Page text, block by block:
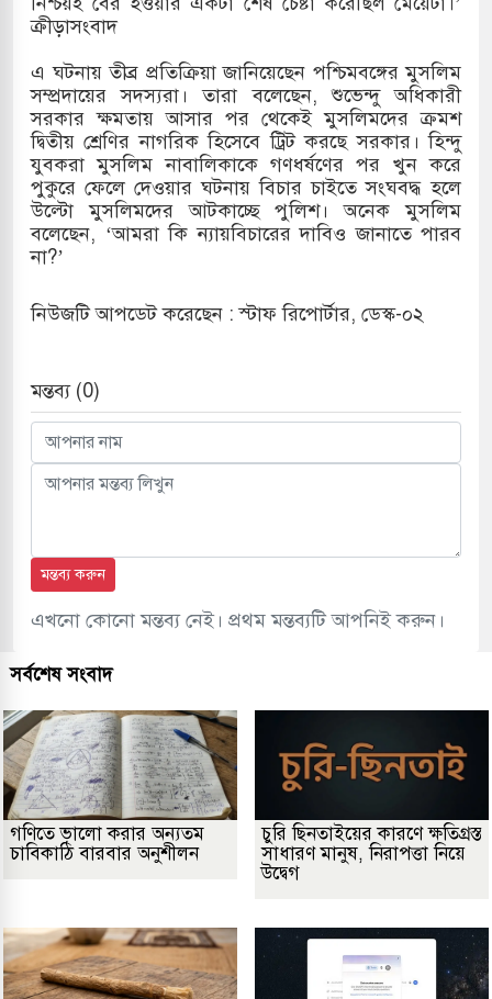
ক্রীড়াসংবাদ
এ ঘটনায় তীব্র প্রতিক্রিয়া জানিয়েছেন পশ্চিমবঙ্গের মুসলিম
সম্প্রদায়ের সদস্যরা। তারা বলেছেন, শুভেন্দু অধিকারী
সরকার ক্ষমতায় আসার পর থেকেই মুসলিমদের ক্রমশ
দ্বিতীয় শ্রেণির নাগরিক হিসেবে ট্রিট করছে সরকার। হিন্দু
যুবকরা মুসলিম নাবালিকাকে গণধর্ষণের পর খুন করে
পুকুরে ফেলে দেওয়ার ঘটনায় বিচার চাইতে সংঘবদ্ধ হলে
উল্টো মুসলিমদের আটকাচ্ছে পুলিশ। অনেক মুসলিম
বলেছেন, ‘আমরা কি ন্যায়বিচারের দাবিও জানাতে পারব
না?’
নিউজটি আপডেট করেছেন : স্টাফ রিপোর্টার, ডেস্ক-০২
মন্তব্য (0)
মন্তব্য করুন
এখনো কোনো মন্তব্য নেই। প্রথম মন্তব্যটি আপনিই করুন।
সর্বশেষ সংবাদ
গণিতে ভালো করার অন্যতম
চাবিকাঠি বারবার অনুশীলন
চুরি ছিনতাইয়ের কারণে ক্ষতিগ্রস্ত
সাধারণ মানুষ, নিরাপত্তা নিয়ে
উদ্বেগ